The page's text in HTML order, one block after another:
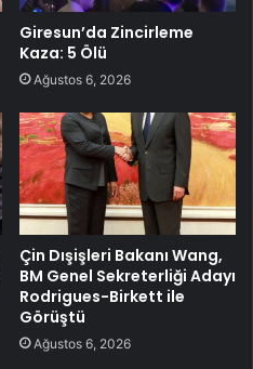
Giresun’da Zincirleme
Kaza: 5 Ölü
Ağustos 6, 2026
Çin Dışişleri Bakanı Wang,
BM Genel Sekreterliği Adayı
Rodrigues-Birkett ile
Görüştü
Ağustos 6, 2026